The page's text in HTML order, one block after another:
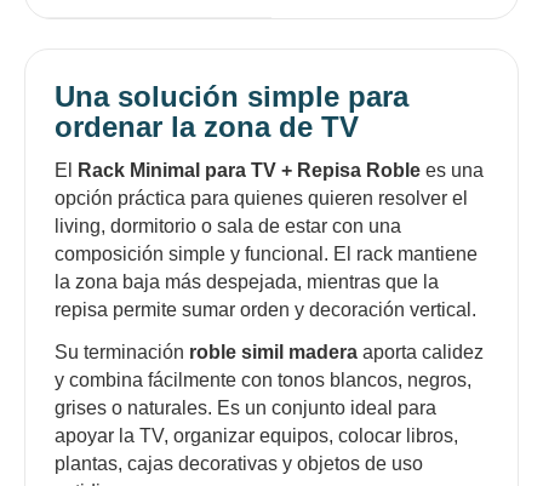
Una solución simple para
ordenar la zona de TV
El Rack Minimal para TV + Repisa Roble es una
opción práctica para quienes quieren resolver el
living, dormitorio o sala de estar con una
composición simple y funcional. El rack mantiene
la zona baja más despejada, mientras que la
repisa permite sumar orden y decoración vertical.
Su terminación roble simil madera aporta calidez
y combina fácilmente con tonos blancos, negros,
grises o naturales. Es un conjunto ideal para
apoyar la TV, organizar equipos, colocar libros,
plantas, cajas decorativas y objetos de uso